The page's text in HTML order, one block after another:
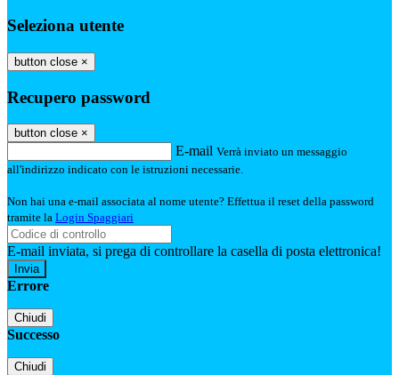
Seleziona utente
button close ×
Recupero password
button close ×
E-mail Verrà inviato un messaggio
all'indirizzo indicato con le istruzioni necessarie.
Non hai una e-mail associata al nome utente? Effettua il reset della password
tramite la Login Spaggiari
E-mail inviata, si prega di controllare la casella di posta elettronica!
Errore
Chiudi
Successo
Chiudi